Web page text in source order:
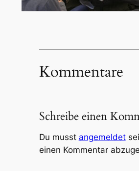
Kommentare
Schreibe einen
Du musst angemeldet
einen Kommentar